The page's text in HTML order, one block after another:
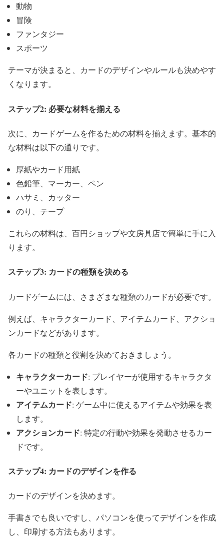
動物
冒険
ファンタジー
スポーツ
テーマが決まると、カードのデザインやルールも決めやす
くなります。
ステップ2: 必要な材料を揃える
次に、カードゲームを作るための材料を揃えます。基本的
な材料は以下の通りです。
厚紙やカード用紙
色鉛筆、マーカー、ペン
ハサミ、カッター
のり、テープ
これらの材料は、百円ショップや文房具店で簡単に手に入
ります。
ステップ3: カードの種類を決める
カードゲームには、さまざまな種類のカードが必要です。
例えば、キャラクターカード、アイテムカード、アクショ
ンカードなどがあります。
各カードの種類と役割を決めておきましょう。
キャラクターカード: プレイヤーが使用するキャラクタ
ーやユニットを表します。
アイテムカード: ゲーム中に使えるアイテムや効果を表
します。
アクションカード: 特定の行動や効果を発動させるカー
ドです。
ステップ4: カードのデザインを作る
カードのデザインを決めます。
手書きでも良いですし、パソコンを使ってデザインを作成
し、印刷する方法もあります。